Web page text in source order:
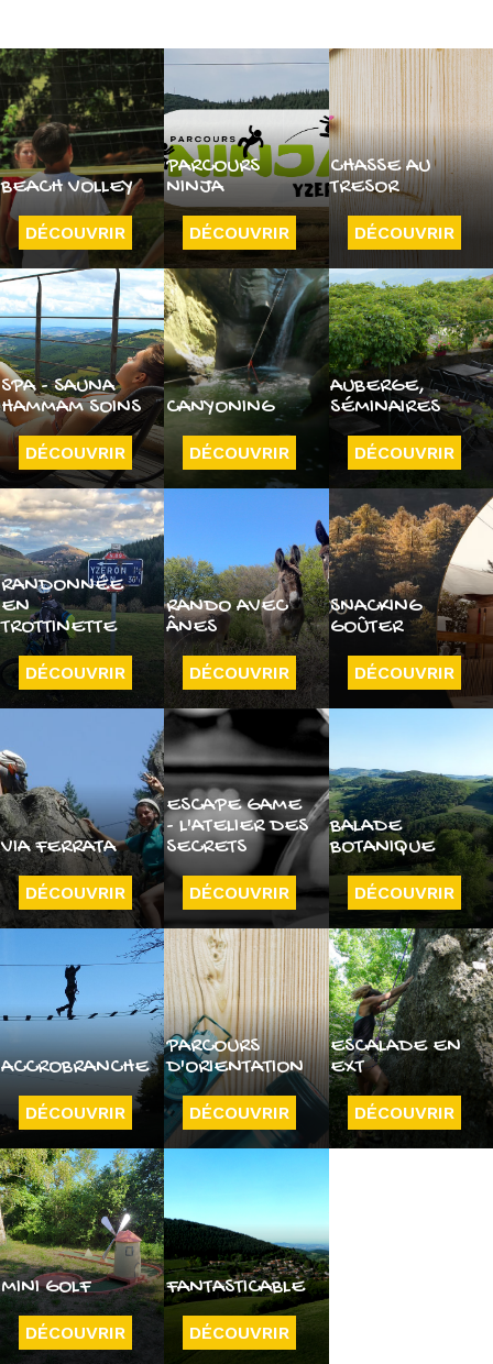
BEACH VOLLEY
DÉCOUVRIR
PARCOURS
NINJA
DÉCOUVRIR
CHASSE AU
TRESOR
DÉCOUVRIR
SPA - SAUNA
HAMMAM SOINS
DÉCOUVRIR
CANYONING
DÉCOUVRIR
AUBERGE,
SÉMINAIRES
DÉCOUVRIR
RANDONNÉE
EN
TROTTINETTE
DÉCOUVRIR
RANDO AVEC
ÂNES
DÉCOUVRIR
SNACKING
GOÛTER
DÉCOUVRIR
VIA FERRATA
DÉCOUVRIR
ESCAPE GAME
- L'ATELIER DES
SECRETS
DÉCOUVRIR
BALADE
BOTANIQUE
DÉCOUVRIR
ACCROBRANCHE
DÉCOUVRIR
PARCOURS
D'ORIENTATION
DÉCOUVRIR
ESCALADE EN
EXT
DÉCOUVRIR
MINI GOLF
DÉCOUVRIR
FANTASTICABLE
DÉCOUVRIR